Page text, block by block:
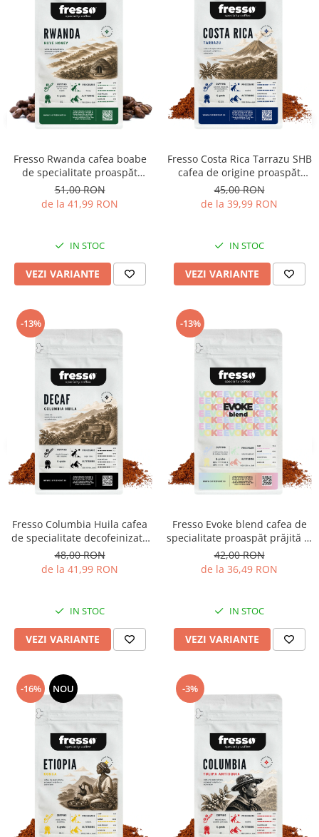
Fresso Rwanda cafea boabe
de specialitate proaspăt
prăjită
51,00 RON
de la 41,99 RON
IN STOC
VEZI VARIANTE
Fresso Costa Rica Tarrazu SHB
cafea de origine proaspăt
prăjită și măcinată
45,00 RON
de la 39,99 RON
IN STOC
VEZI VARIANTE
-13%
Fresso Columbia Huila cafea
de specialitate decofeinizată
proaspăt prăjită și măcinată
48,00 RON
de la 41,99 RON
IN STOC
VEZI VARIANTE
-13%
Fresso Evoke blend cafea de
specialitate proaspăt prăjită și
măcinată
42,00 RON
de la 36,49 RON
IN STOC
VEZI VARIANTE
-16% NOU -3%